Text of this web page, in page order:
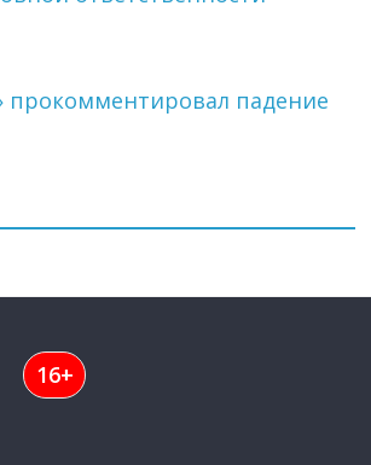
прокомментировал падение
16+